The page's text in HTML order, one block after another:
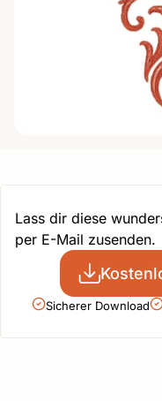
Lass dir diese
per E-Mail zusenden.
Sicherer Download